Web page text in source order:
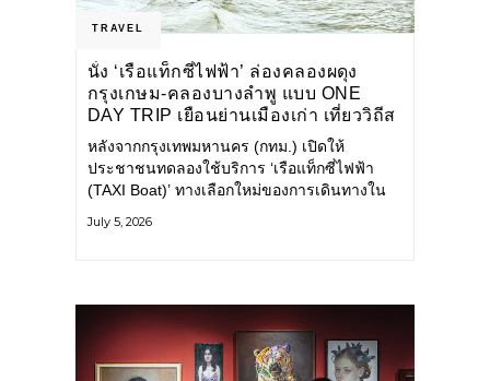
TRAVEL
นั่ง ‘เรือแท็กซี่ไฟฟ้า’ ล่องคลองผดุง
กรุงเกษม-คลองบางลำพู แบบ ONE
DAY TRIP เยือนย่านเมืองเก่า เที่ยววิถีส
โลว์ไลฟ์แบบรักษ์โลก
หลังจากกรุงเทพมหานคร (กทม.) เปิดให้
ประชาชนทดลองใช้บริการ ‘เรือแท็กซี่ไฟฟ้า
(TAXI Boat)’ ทางเลือกใหม่ของการเดินทางใน
แวดล้อม ผ่านแอปพลิเคชัน MuvMi (มูฟมี)
July 5, 2026